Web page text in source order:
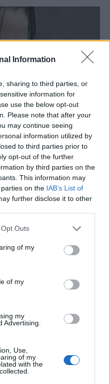
Information
sharing to third parties, or
information for
use the below opt-out
Please note that after your
may continue seeing
information utilized by
to third parties prior to
opt-out of the further
by third parties on the
This information may
on the IAB’s List of
further disclose it to other
Outs
of my
of my
my
Advertising.
Use,
of my
with the